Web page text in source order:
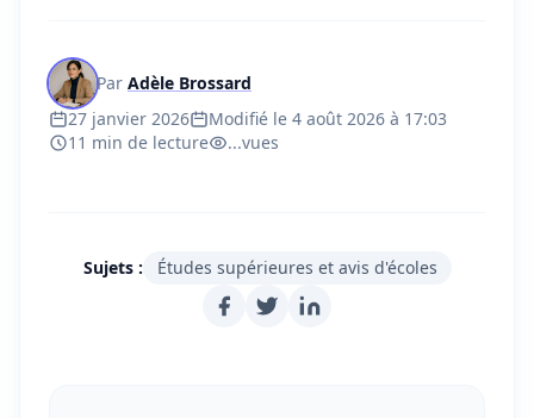
Par Adèle Brossard
27 janvier 2026
Modifié le 4 août 2026 à 17:03
11 min de lecture
...vues
Sujets : Études supérieures et avis d'écoles